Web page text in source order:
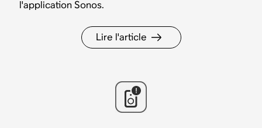
l'application Sonos.
Lire l'article